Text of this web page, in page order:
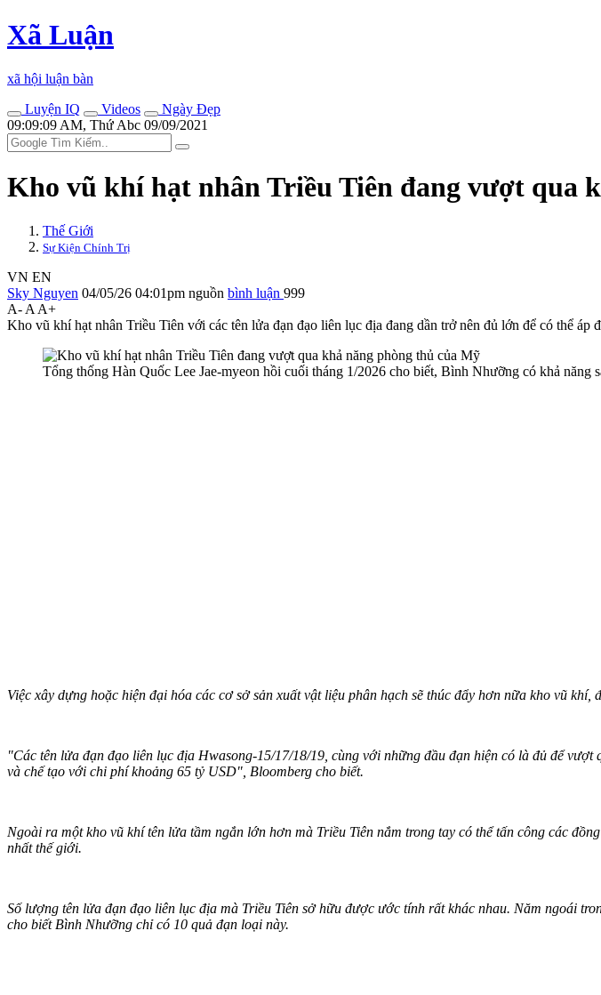
Xã Luận
xã hội luận bàn
Luyện IQ
Videos
Ngày Đẹp
09:09:09 AM, Thứ Abc 09/09/2021
Kho vũ khí hạt nhân Triều Tiên đang vượt qua
Thế Giới
Sự Kiện Chính Trị
VN EN
Sky Nguyen 04/05/26 04:01pm nguồn bình luận 999
A- A A+
Kho vũ khí hạt nhân Triều Tiên với các tên lửa đạn đạo liên lục địa đang dần trở nên đủ lớn để có thể áp
Tổng thống Hàn Quốc Lee Jae-myeon hồi cuối tháng 1/2026 cho biết, Bình Nhưỡng có khả năng
Việc xây dựng hoặc hiện đại hóa các cơ sở sản xuất vật liệu phân hạch sẽ thúc đẩy hơn nữa kho vũ
"Các tên lửa đạn đạo liên lục địa Hwasong-15/17/18/19, cùng với những đầu đạn hiện có là đủ để
và chế tạo với chi phí khoảng 65 tỷ USD", Bloomberg cho biết.
Ngoài ra một kho vũ khí tên lửa tầm ngắn lớn hơn mà Triều Tiên nắm trong tay có thể tấn công các
nhất thế giới.
Số lượng tên lửa đạn đạo liên lục địa mà Triều Tiên sở hữu được ước tính rất khác nhau. Năm ngoái
cho biết Bình Nhưỡng chỉ có 10 quả đạn loại này.